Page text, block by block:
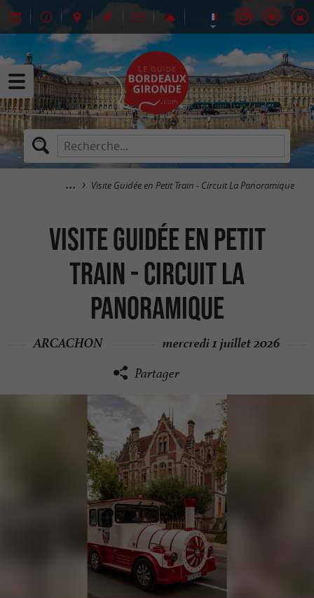
Visite Guidée en Petit Train - Circuit La Panoramique
Visite Guidée en Petit
Train - Circuit La
Panoramique
ARCACHON mercredi 1 juillet 2026
Partager